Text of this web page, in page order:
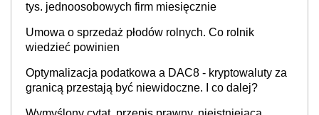
tys. jednoosobowych firm miesięcznie
Umowa o sprzedaż płodów rolnych. Co rolnik
wiedzieć powinien
Optymalizacja podatkowa a DAC8 - kryptowaluty za
granicą przestają być niewidoczne. I co dalej?